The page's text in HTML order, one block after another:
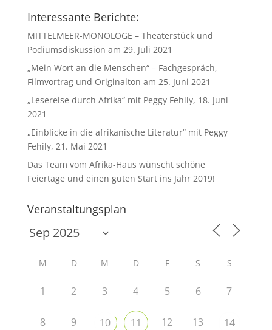
Interessante Berichte:
MITTELMEER-MONOLOGE – Theaterstück und
Podiumsdiskussion am 29. Juli 2021
„Mein Wort an die Menschen“ – Fachgespräch,
Filmvortrag und Originalton am 25. Juni 2021
„Lesereise durch Afrika“ mit Peggy Fehily, 18. Juni
2021
„Einblicke in die afrikanische Literatur“ mit Peggy
Fehily, 21. Mai 2021
Das Team vom Afrika-Haus wünscht schöne
Feiertage und einen guten Start ins Jahr 2019!
Veranstaltungsplan
M D M D F S S
1 2 3 4 5 6 7
8 9 10 11 12 13 14